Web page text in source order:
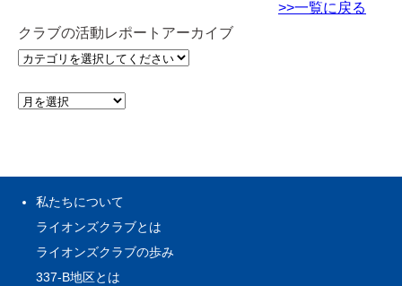
>>一覧に戻る
クラブの活動レポートアーカイブ
私たちについて
ライオンズクラブとは
ライオンズクラブの歩み
337-B地区とは